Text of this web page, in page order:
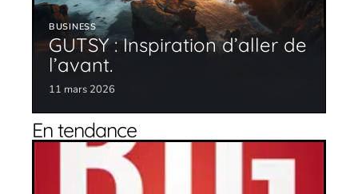
BUSINESS
GUTSY : Inspiration d’aller de
l’avant.
11 mars 2026
En tendance